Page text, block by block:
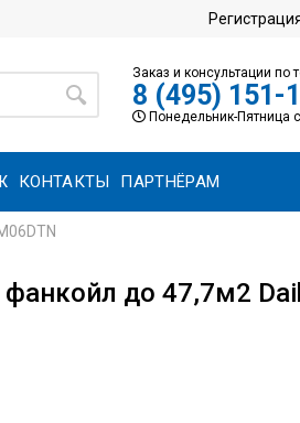
Заказ и консультации по
8 (495) 151-
Понедельник-Пятница
КОНТАКТЫ ПАРТНЁРАМ
до 47,7м2